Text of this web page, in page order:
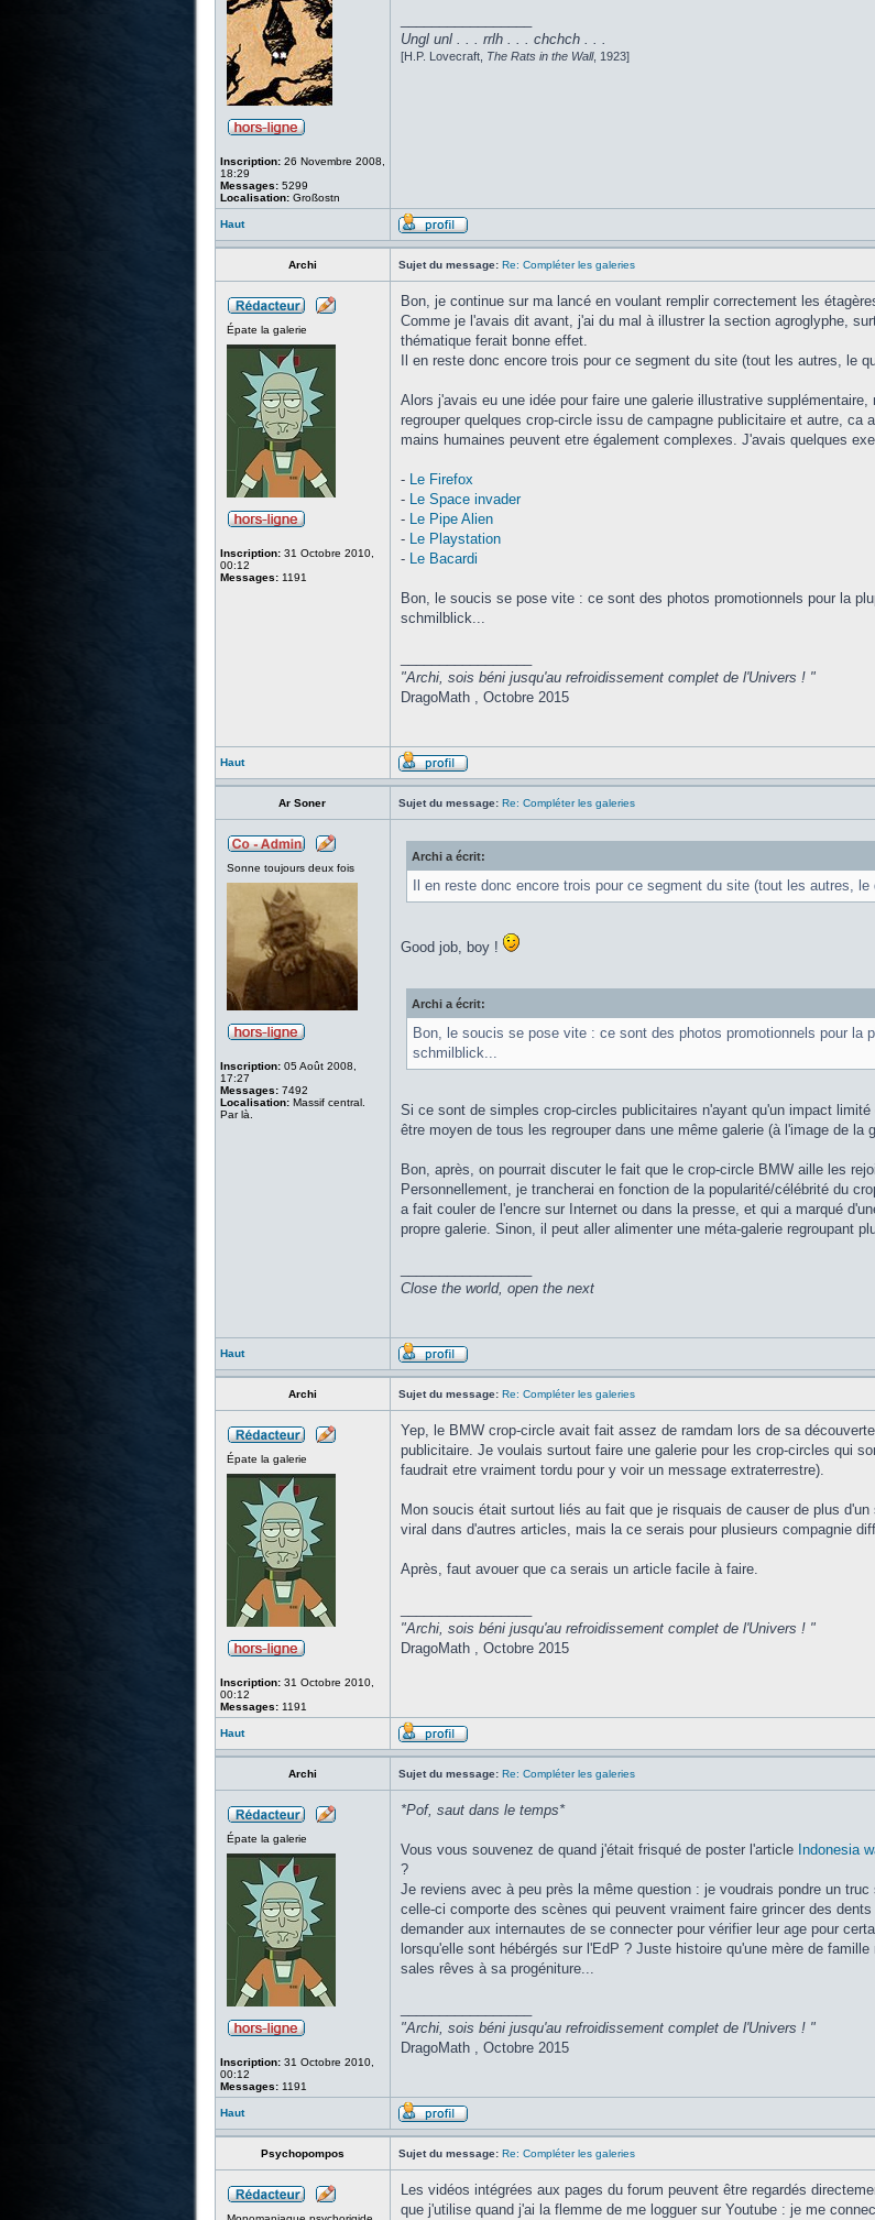
Inscription:26 Novembre 2008,
18:29
Messages:5299
Localisation:Großostn
Ungl unl . . . rrlh . . . chchch . . .
[H.P. Lovecraft, The Rats in the Wall, 1923]
Haut
Archi Sujet du message: Re: Compléter les galeries
Épate la galerie
Inscription:31 Octobre 2010,
00:12
Messages:1191
Bon, je continue sur ma lancé en voulant remplir correctement les
Comme je l'avais dit avant, j'ai du mal à illustrer la section agroglyphe,
thématique ferait bonne effet.
Il en reste donc encore trois pour ce segment du site (tout les autres, le
Alors j'avais eu une idée pour faire une galerie illustrative
regrouper quelques crop-circle issu de campagne publicitaire et autre,
mains humaines peuvent etre également complexes. J'avais quelques
- Le Firefox
- Le Space invader
- Le Pipe Alien
- Le Playstation
- Le Bacardi
Bon, le soucis se pose vite : ce sont des photos promotionnels pour la
schmilblick...
"Archi, sois béni jusqu'au refroidissement complet de l'Univers ! "
DragoMath , Octobre 2015
Haut
Ar Soner Sujet du message: Re: Compléter les galeries
Sonne toujours deux fois
Inscription:05 Août 2008,
17:27
Messages:7492
Localisation:Massif central.
Par là.
Archi a écrit:
Il en reste donc encore trois pour ce segment du site (tout les autres,
Good job, boy !
Archi a écrit:
Bon, le soucis se pose vite : ce sont des photos promotionnels pour la
schmilblick...
Si ce sont de simples crop-circles publicitaires n'ayant qu'un impact
être moyen de tous les regrouper dans une même galerie (à l'image de la
Bon, après, on pourrait discuter le fait que le crop-circle BMW aille les
Personnellement, je trancherai en fonction de la popularité/célébrité du
a fait couler de l'encre sur Internet ou dans la presse, et qui a marqué
propre galerie. Sinon, il peut aller alimenter une méta-galerie regroupant
Close the world, open the next
Haut
Archi Sujet du message: Re: Compléter les galeries
Épate la galerie
Inscription:31 Octobre 2010,
00:12
Messages:1191
Yep, le BMW crop-circle avait fait assez de ramdam lors de sa
publicitaire. Je voulais surtout faire une galerie pour les crop-circles qui
faudrait etre vraiment tordu pour y voir un message extraterrestre).
Mon soucis était surtout liés au fait que je risquais de causer de plus
viral dans d'autres articles, mais la ce serais pour plusieurs compagnie
Après, faut avouer que ca serais un article facile à faire.
"Archi, sois béni jusqu'au refroidissement complet de l'Univers ! "
DragoMath , Octobre 2015
Haut
Archi Sujet du message: Re: Compléter les galeries
Épate la galerie
Inscription:31 Octobre 2010,
00:12
Messages:1191
*Pof, saut dans le temps*
Vous vous souvenez de quand j'était frisqué de poster l'article Indonesia
?
Je reviens avec à peu près la même question : je voudrais pondre un truc
celle-ci comporte des scènes qui peuvent vraiment faire grincer des
demander aux internautes de se connecter pour vérifier leur age pour
lorsqu'elle sont hébérgés sur l'EdP ? Juste histoire qu'une mère de
sales rêves à sa progéniture...
"Archi, sois béni jusqu'au refroidissement complet de l'Univers ! "
DragoMath , Octobre 2015
Haut
Psychopompos Sujet du message: Re: Compléter les galeries
Les vidéos intégrées aux pages du forum peuvent être regardés
que j'utilise quand j'ai la flemme de me logguer sur Youtube : je me